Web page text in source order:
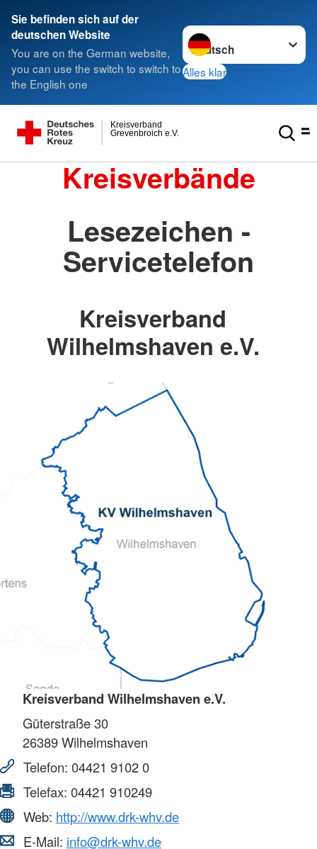
Sie befinden sich auf der
deutschen Website
You are on the German website,
you can use the switch to switch to
the English one
Sprache wechseln zu
Alles klar
Grevenbroich e.V.
Kreisverband
Kreisverbände
Lesezeichen -
Servicetelefon
Kreisverband
Wilhelmshaven e.V.
Kreisverband Wilhelmshaven e.V.
Güterstraße 30
26389Wilhelmshaven
Telefon: 04421 9102 0
Telefax: 04421 910249
Web: http://www.drk-whv.de
E-Mail: info@drk-whv.de